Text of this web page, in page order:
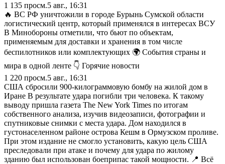
1 135 просм.5 авг., 16:31
🔥 ВС РФ уничтожили в городе Бурынь Сумской области
логистический центр, который применялся в интересах ВСУ
В Минобороны отметили, что бьют по объектам,
применяемым для доставки и хранения в том числе
беспилотников или комплектующих 🌍 События страны и
мира в одной ленте 👇 Горячие новости
1 220 просм.5 авг., 16:31
США сбросили 900-килограммовую бомбу на жилой дом в
Иране В результате удара погибли три человека. К такому
выводу пришла газета The New York Times по итогам
собственного анализа, изучив видеозаписи, фотографии и
спутниковые снимки с места удара. Дом находился в
густонаселенном районе острова Кешм в Ормузском проливе.
При этом издание не смогло установить, какую цель США
преследовали при атаке и почему для удара по жилому
зданию был использован боеприпас такой мощности. 📍 Всё